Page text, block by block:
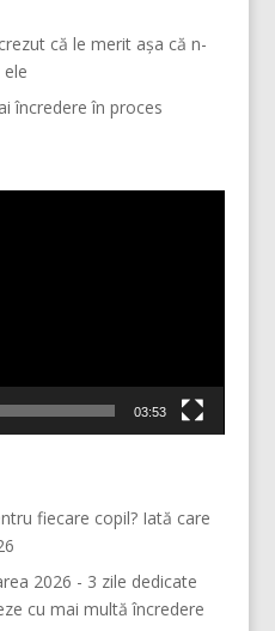
că le merit așa că n-
încredere în proces
03:53
fiecare copil? Iată care
2026 - 3 zile dedicate
cu mai multă încredere